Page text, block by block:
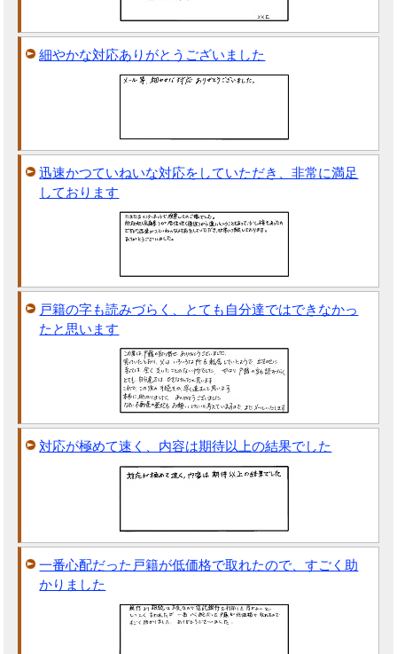
細やかな対応ありがとうございました
迅速かつていねいな対応をしていただき、非常に満足
しております
戸籍の字も読みづらく、とても自分達ではできなかっ
たと思います
対応が極めて速く、内容は期待以上の結果でした
一番心配だった戸籍が低価格で取れたので、すごく助
かりました